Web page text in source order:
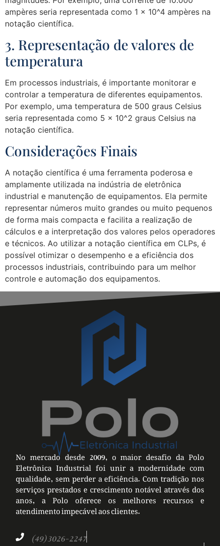
ampères seria representada como 1 x 10^4 ampères na
notação científica.
3. Representação de valores de
temperatura
Em processos industriais, é importante monitorar e
controlar a temperatura de diferentes equipamentos.
Por exemplo, uma temperatura de 500 graus Celsius
seria representada como 5 x 10^2 graus Celsius na
notação científica.
Considerações Finais
A notação científica é uma ferramenta poderosa e
amplamente utilizada na indústria de eletrônica
industrial e manutenção de equipamentos. Ela permite
representar números muito grandes ou muito pequenos
de forma mais compacta e facilita a realização de
cálculos e a interpretação dos valores pelos operadores
e técnicos. Ao utilizar a notação científica em CLPs, é
possível otimizar o desempenho e a eficiência dos
processos industriais, contribuindo para um melhor
controle e automação dos equipamentos.
No mercado desde 2009, o maior desafio da Polo
Eletrônica Industrial foi unir a modernidade com
qualidade, sem perder a eficiência. Com tradição nos
serviços prestados e crescimento notável através dos
anos, a Polo oferece os melhores recursos e
atendimento impecável aos clientes.
(49) 3026-2247